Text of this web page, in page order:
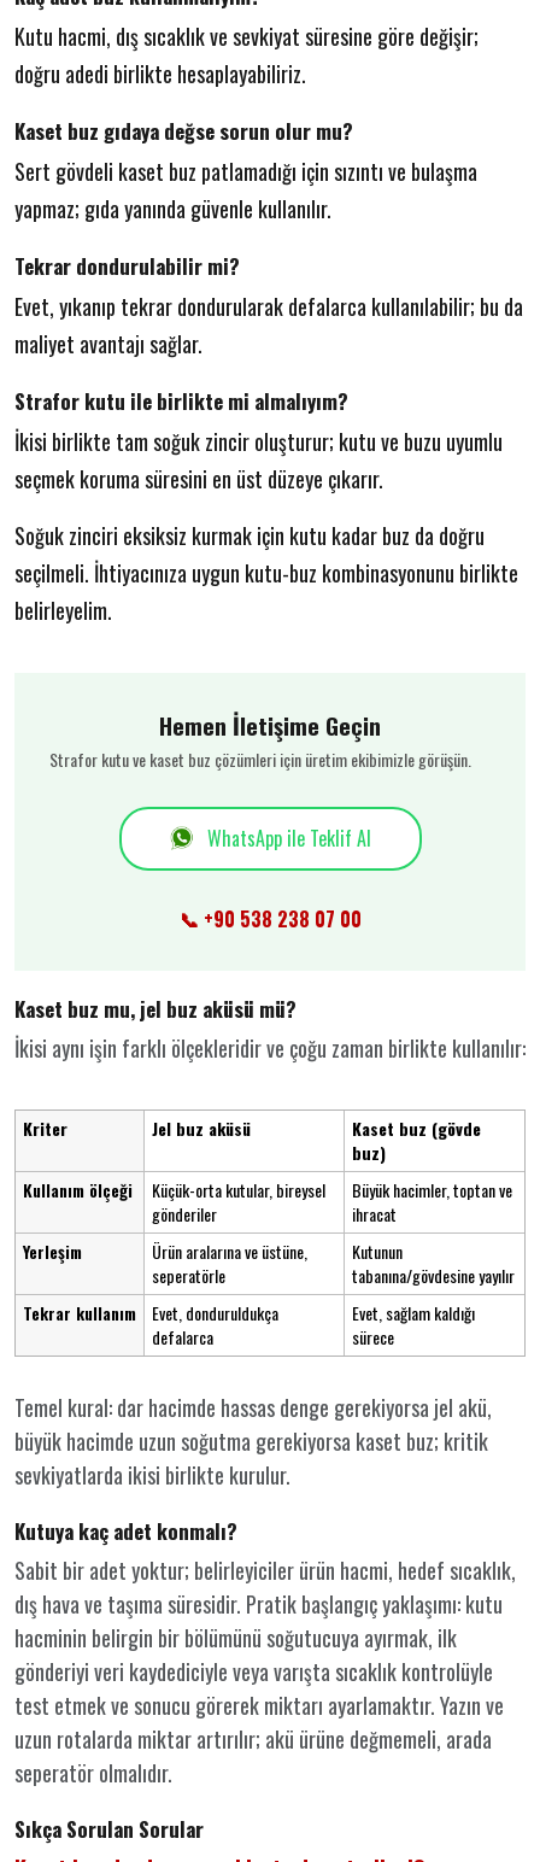
Kutu hacmi, dış sıcaklık ve sevkiyat süresine göre değişir;
doğru adedi birlikte hesaplayabiliriz.
Kaset buz gıdaya değse sorun olur mu?
Sert gövdeli kaset buz patlamadığı için sızıntı ve bulaşma
yapmaz; gıda yanında güvenle kullanılır.
Tekrar dondurulabilir mi?
Evet, yıkanıp tekrar dondurularak defalarca kullanılabilir; bu da
maliyet avantajı sağlar.
Strafor kutu ile birlikte mi almalıyım?
İkisi birlikte tam soğuk zincir oluşturur; kutu ve buzu uyumlu
seçmek koruma süresini en üst düzeye çıkarır.
Soğuk zinciri eksiksiz kurmak için kutu kadar buz da doğru
seçilmeli. İhtiyacınıza uygun kutu-buz kombinasyonunu birlikte
belirleyelim.
Hemen İletişime Geçin
Strafor kutu ve kaset buz çözümleri için üretim ekibimizle görüşün.
WhatsApp ile Teklif Al
📞 +90 538 238 07 00
Kaset buz mu, jel buz aküsü mü?
İkisi aynı işin farklı ölçekleridir ve çoğu zaman birlikte kullanılır:
Kriter Jel buz aküsü
Kaset buz (gövde
buz)
Kullanım ölçeği
Küçük-orta kutular, bireysel
gönderiler
Büyük hacimler, toptan ve
ihracat
Yerleşim
Ürün aralarına ve üstüne,
seperatörle
Kutunun
tabanına/gövdesine yayılır
Tekrar kullanım
Evet, donduruldukça
defalarca
Evet, sağlam kaldığı
sürece
Temel kural: dar hacimde hassas denge gerekiyorsa jel akü,
büyük hacimde uzun soğutma gerekiyorsa kaset buz; kritik
sevkiyatlarda ikisi birlikte kurulur.
Kutuya kaç adet konmalı?
Sabit bir adet yoktur; belirleyiciler ürün hacmi, hedef sıcaklık,
dış hava ve taşıma süresidir. Pratik başlangıç yaklaşımı: kutu
hacminin belirgin bir bölümünü soğutucuya ayırmak, ilk
gönderiyi veri kaydediciyle veya varışta sıcaklık kontrolüyle
test etmek ve sonucu görerek miktarı ayarlamaktır. Yazın ve
uzun rotalarda miktar artırılır; akü ürüne değmemeli, arada
seperatör olmalıdır.
Sıkça Sorulan Sorular